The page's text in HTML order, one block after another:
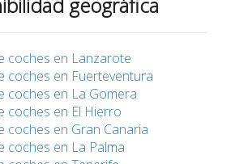
geográfica
coches en Lanzarote
coches en Fuerteventura
coches en La Gomera
coches en El Hierro
coches en Gran Canaria
coches en La Palma